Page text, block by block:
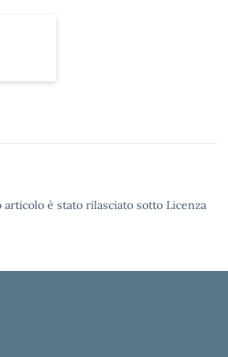
è stato rilasciato sotto Licenza